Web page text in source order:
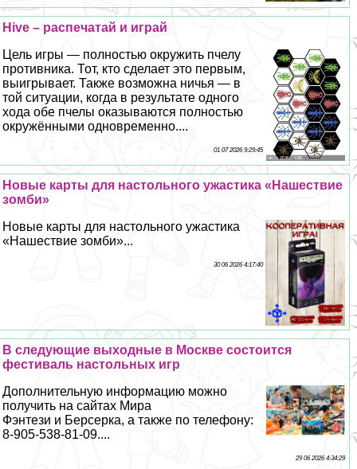
Hive – распечатай и играй
Цель игры — полностью окружить пчелу
противника. Тот, кто сделает это первым,
выигрывает. Также возможна ничья — в
той ситуации, когда в результате одного
хода обе пчелы оказываются полностью
окружёнными одновременно....
01 07 2026 9:29:45
Новые карты для настольного ужастика «Нашествие
зомби»
Новые карты для настольного ужастика
«Нашествие зомби»...
30 06 2026 4:17:40
В следующие выходные в Москве состоится
фестиваль настольных игр
Дополнительную информацию можно
получить на сайтах Мира
Фэнтези и Берсерка, а также по телефону:
8-905-538-81-09....
29 06 2026 4:34:29